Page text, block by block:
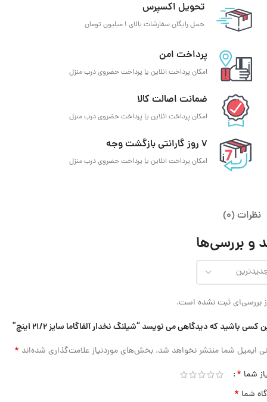
تحویل اکسپرس
حمل رایگان سفارشات بالای 1 میلیون تومان
پرداخت امن
امکان پرداخت انلاین یا پرداخت حضروی درب منزل
ضمانت اصالت کالا
امکان پرداخت انلاین یا پرداخت حضروی درب منزل
7 روز گارانتی بازگشت وجه
امکان پرداخت انلاین یا پرداخت حضروی درب منزل
نظرات (0)
و بررسی‌ها
بررسی‌ای ثبت نشده است.
کسی باشید که دیدگاهی می نویسد “شیلنگ نخدار آلفاگاما سایز 21/2 اینچ”
ایمیل شما منتشر نخواهد شد. بخش‌های موردنیاز علامت‌گذاری شده‌اند *
شما *
شما *